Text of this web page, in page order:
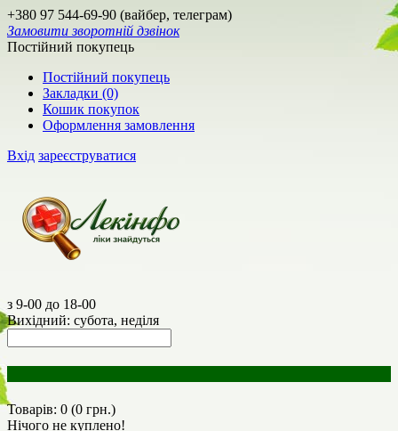
+380 97 544-69-90 (вайбер, телеграм)
Замовити зворотній дзвінок
Постійний покупець
Постійний покупець
Закладки (0)
Кошик покупок
Оформлення замовлення
Вхід зареєструватися
з 9-00 до 18-00
Вихідний: субота, неділя
Товарів: 0 (0 грн.)
Нічого не куплено!